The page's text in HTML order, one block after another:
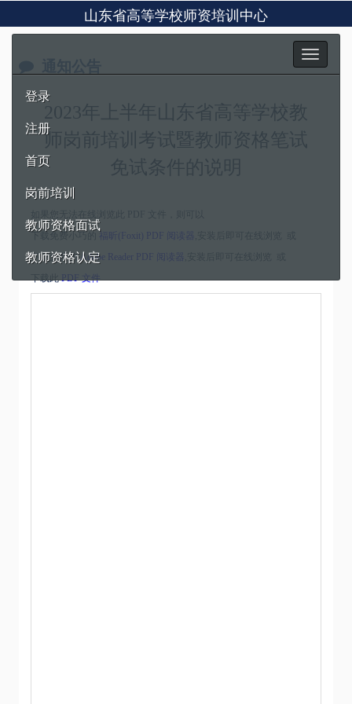
山东省高等学校师资培训中心
Toggle
navigation
登录
注册
首页
岗前培训
教师资格面试
教师资格认定
2023年上半年山东省高等学校教
师岗前培训考试暨教师资格笔试
免试条件的说明
如果您无法在线浏览此 PDF 文件，则可以
下载免费小巧的
福昕(Foxit) PDF 阅读器
,安装后即可在线浏览 或
下载免费的Adobe Reader PDF 阅读器
,安装后即可在线浏览 或
下载此PDF 文件